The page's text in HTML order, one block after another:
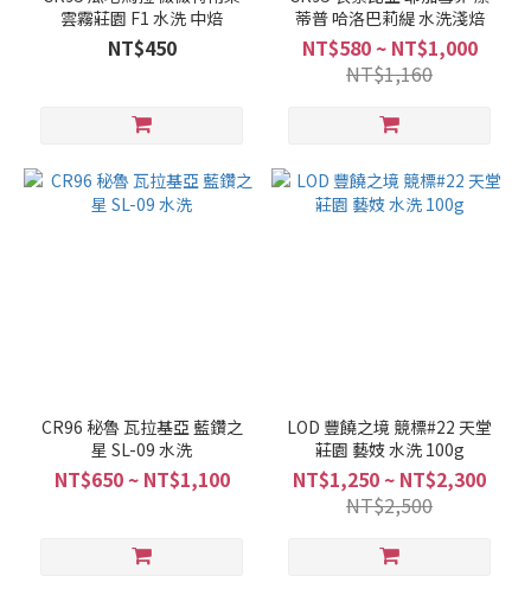
雲霧莊園 F1 水洗 中焙
NT$450
蒂普 哈洛巴莉緹 水洗淺焙
NT$580 ~ NT$1,000
NT$1,160
CR96 秘魯 瓦拉基亞 藍鑽之
星 SL-09 水洗
NT$650 ~ NT$1,100
LOD 豐饒之境 競標#22 天堂
莊園 藝妓 水洗 100g
NT$1,250 ~ NT$2,300
NT$2,500